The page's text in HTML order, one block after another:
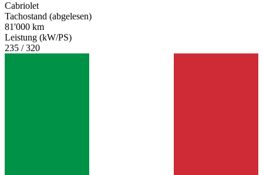
Cabriolet
Tachostand (abgelesen)
81'000 km
Leistung (kW/PS)
235 / 320